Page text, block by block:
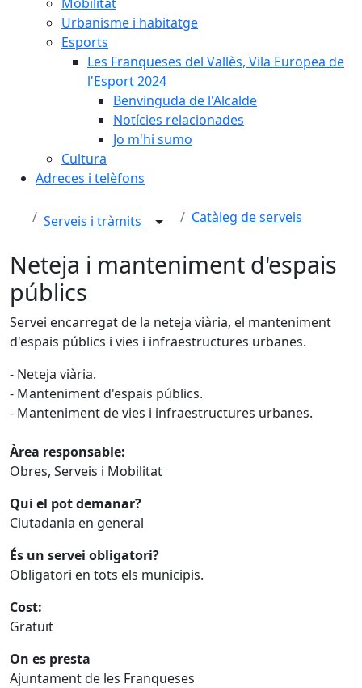
Urbanisme i habitatge
Esports
Les Franqueses del Vallès, Vila Europea de
l'Esport 2024
Benvinguda de l'Alcalde
Notícies relacionades
Jo m'hi sumo
Cultura
Adreces i telèfons
Serveis i tràmits Catàleg de serveis
Neteja i manteniment d'espais
públics
Servei encarregat de la neteja viària, el manteniment
d'espais públics i vies i infraestructures urbanes.
- Neteja viària.
- Manteniment d'espais públics.
- Manteniment de vies i infraestructures urbanes.
Àrea responsable:
Obres, Serveis i Mobilitat
Qui el pot demanar?
Ciutadania en general
És un servei obligatori?
Obligatori en tots els municipis.
Cost:
Gratuït
On es presta
Ajuntament de les Franqueses